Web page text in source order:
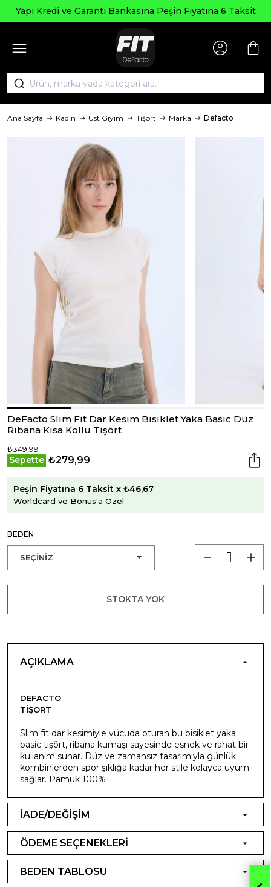
Kredi ve Garanti Bankasına Peşin Fiyatına 6 Taksit
Ana Sayfa Kadın Üst Giyim Tişört Marka Defacto
DeFacto Slim Fit Dar Kesim Bisiklet Yaka Basic Düz
Ribana Kısa Kollu Tişört
₺349,99
Sepette ₺279,99
Peşin Fiyatına 6 Taksit x ₺46,67
Worldcard ve Bonus'a Özel
BEDEN
STOKTA YOK
AÇIKLAMA
DEFACTO
TIŞÖRT
Slim fit dar kesimiyle vücuda oturan bu bisiklet yaka
basic tişört, ribana kumaşı sayesinde esnek ve rahat bir
kullanım sunar. Düz ve zamansız tasarımıyla günlük
kombinlerden spor şıklığa kadar her stile kolayca uyum
sağlar. Pamuk 100%
İADE/DEĞİŞİM
ÖDEME SEÇENEKLERİ
BEDEN TABLOSU